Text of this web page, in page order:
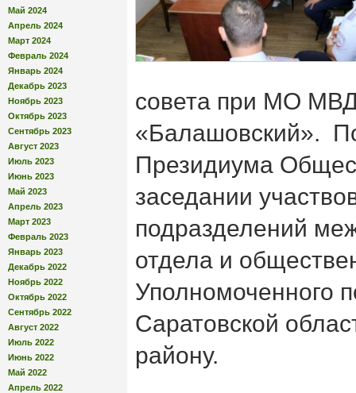
Май 2024
Апрель 2024
Март 2024
Февраль 2024
Январь 2024
Декабрь 2023
Ноябрь 2023
Октябрь 2023
Сентябрь 2023
Август 2023
Июль 2023
Июнь 2023
Май 2023
Апрель 2023
Март 2023
Февраль 2023
Январь 2023
Декабрь 2022
Ноябрь 2022
Октябрь 2022
Сентябрь 2022
Август 2022
Июль 2022
Июнь 2022
Май 2022
Апрель 2022
совета при МО
«Балашовский».
Президиума
заседании
подразделений
отдела и
Уполномоченного
Саратовской
району.